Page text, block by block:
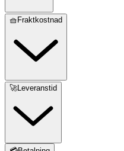
🧺Fraktkostnad
🚀Leveranstid